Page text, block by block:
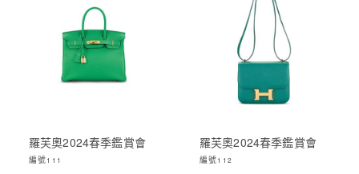
羅芙奧2024春季鑑賞會
編號111
羅芙奧2024春季鑑賞會
編號112